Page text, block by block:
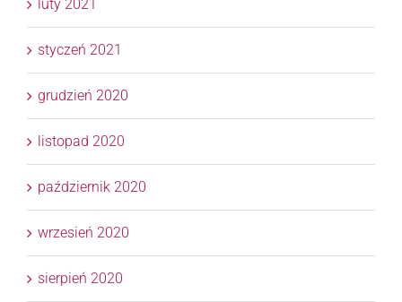
luty 2021
styczeń 2021
grudzień 2020
listopad 2020
październik 2020
wrzesień 2020
sierpień 2020